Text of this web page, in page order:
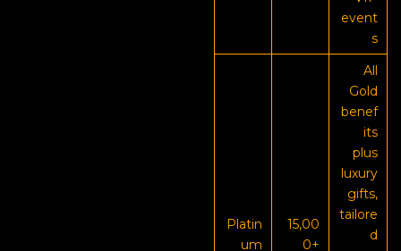
event
s
Platin
um
15,00
0+
All
Gold
benef
its
plus
luxury
gifts,
tailore
d